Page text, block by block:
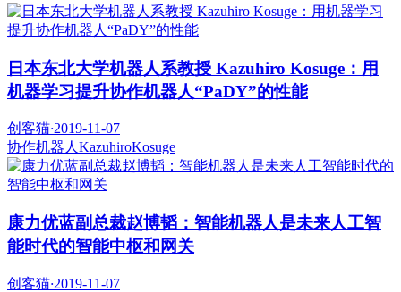
日本东北大学机器人系教授 Kazuhiro Kosuge：用
机器学习提升协作机器人“PaDY”的性能
创客猫·2019-11-07
协作机器人 KazuhiroKosuge
康力优蓝副总裁赵博韬：智能机器人是未来人工智
能时代的智能中枢和网关
创客猫·2019-11-07